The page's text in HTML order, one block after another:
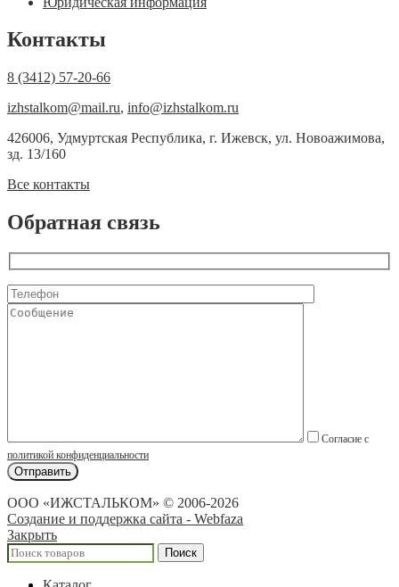
Контакты
8 (3412) 57-20-66
izhstalkom@mail.ru, info@izhstalkom.ru
426006, Удмуртская Республика, г. Ижевск, ул. Новоажимова,
зд. 13/160
Все контакты
Обратная связь
Согласие с
политикой конфиденциальности
ООО «ИЖСТАЛЬКОМ» © 2006-2026
Создание и поддержка сайта - Webfaza
Закрыть
Поиск